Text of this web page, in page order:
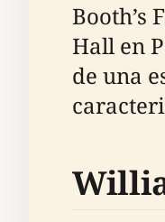
Booth’s
Hall en
de una